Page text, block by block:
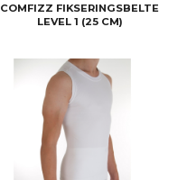
COMFIZZ FIKSERINGSBELTE
LEVEL 1 (25 CM)